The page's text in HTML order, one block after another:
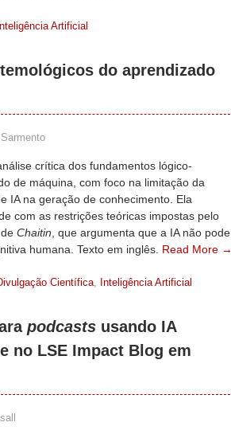
Inteligência Artificial
do aprendizado
crítica dos fundamentos lógico-
de máquina, com foco na limitação da
IA na geração de conhecimento. Ela
com as restrições teóricas impostas pelo
Chaitin , que argumenta que a IA não pode
humana. Texto em inglês. Read More →
Científica, Inteligência Artificial
podcasts usando IA
no LSE Impact Blog em